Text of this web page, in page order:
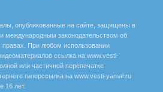
опубликованные на сайте, защищены в
международным законодательством об
При любом использовании
ссылка на www.vesti-
или частичной перепечатке
гиперссылка на www.vesti-yamal.ru
16 лет.